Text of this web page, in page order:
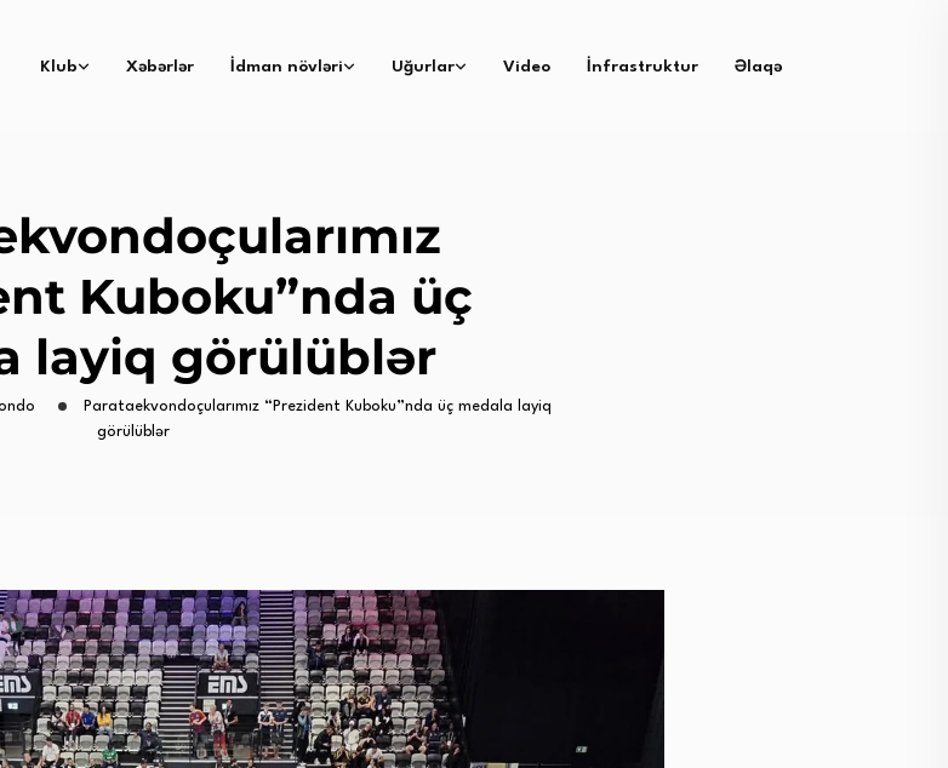
Klub Xəbərlər İdman növləri Uğurlar Video İnfrastruktur Əlaqə
Kuboku”nda üç
layiq görülüblər
Parataekvondoçularımız “Prezident Kuboku”nda üç medala layiq
görülüblər